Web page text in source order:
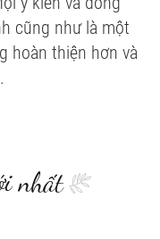
cũng như là một
hoàn thiện hơn và
nhất